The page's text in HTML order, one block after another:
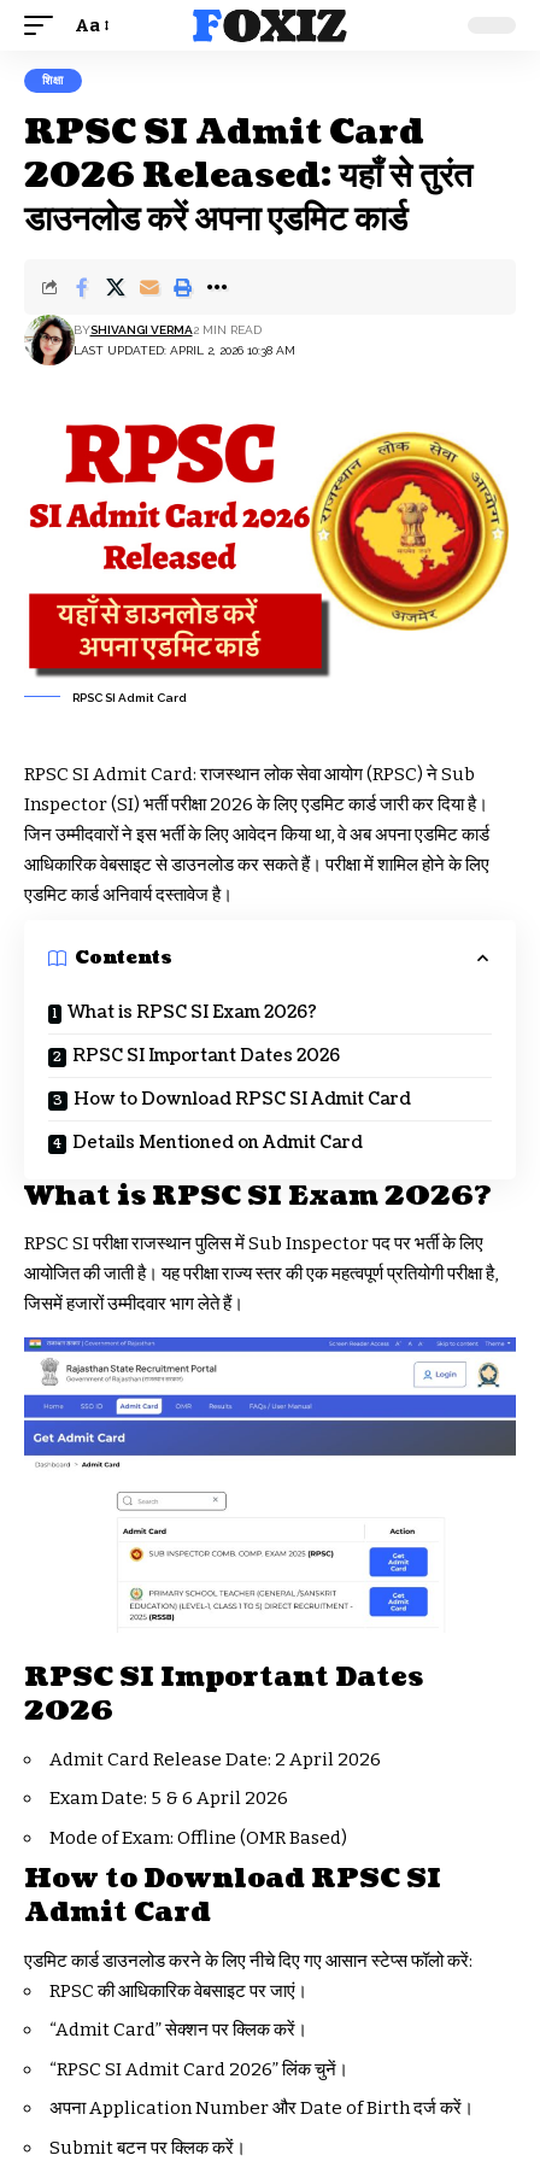
Font
Resizer
Aa
शिक्षा
RPSC SI Admit Card
2026 Released: यहाँ से तुरंत
डाउनलोड करें अपना एडमिट कार्ड
LAST UPDATED: APRIL 2, 2026 10:38 AM
BYSHIVANGI VERMA2 MIN READ
RPSC SI Admit Card
RPSC SI Admit Card: राजस्थान लोक सेवा आयोग (RPSC) ने Sub
Inspector (SI) भर्ती परीक्षा 2026 के लिए एडमिट कार्ड जारी कर दिया है।
जिन उम्मीदवारों ने इस भर्ती के लिए आवेदन किया था, वे अब अपना एडमिट कार्ड
आधिकारिक वेबसाइट से डाउनलोड कर सकते हैं। परीक्षा में शामिल होने के लिए
एडमिट कार्ड अनिवार्य दस्तावेज है।
Contents
What is RPSC SI Exam 2026?
RPSC SI Important Dates 2026
How to Download RPSC SI Admit Card
Details Mentioned on Admit Card
What is RPSC SI Exam 2026?
RPSC SI परीक्षा राजस्थान पुलिस में Sub Inspector पद पर भर्ती के लिए
आयोजित की जाती है। यह परीक्षा राज्य स्तर की एक महत्वपूर्ण प्रतियोगी परीक्षा है,
जिसमें हजारों उम्मीदवार भाग लेते हैं।
RPSC SI Important Dates
2026
Admit Card Release Date: 2 April 2026
Exam Date: 5 & 6 April 2026
Mode of Exam: Offline (OMR Based)
How to Download RPSC SI
Admit Card
एडमिट कार्ड डाउनलोड करने के लिए नीचे दिए गए आसान स्टेप्स फॉलो करें:
RPSC की आधिकारिक वेबसाइट पर जाएं।
“Admit Card” सेक्शन पर क्लिक करें।
“RPSC SI Admit Card 2026” लिंक चुनें।
अपना Application Number और Date of Birth दर्ज करें।
Submit बटन पर क्लिक करें।